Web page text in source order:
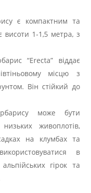
є компактним та
висоти 1-1,5 метра, з
“Erecta” віддає
місцю з
Він стійкий до
може бути
живоплотів,
на клумбах та
в
гірок та